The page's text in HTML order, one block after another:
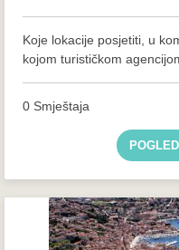
Koje lokacije posjetiti, u
kojom turističkom
0 Smještaja